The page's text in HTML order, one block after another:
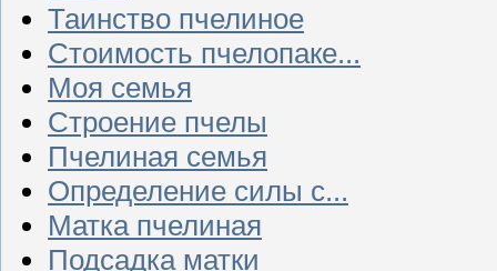
Таинство пчелиное
Стоимость пчелопаке...
Моя семья
Строение пчелы
Пчелиная семья
Определение силы с...
Матка пчелиная
Подсадка матки